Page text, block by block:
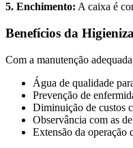
5. Enchimento: A caixa é
Benefícios da
Com a manutenção
Água de qualidade
Prevenção de
Diminuição de custos
Observância com as
Extensão da operação